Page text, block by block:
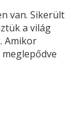
van. Sikerült
a világ
Amikor